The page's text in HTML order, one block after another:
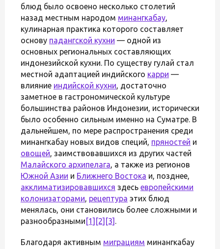
блюд было освоено несколько столетий
назад местным народом минангкабау,
кулинарная практика которого составляет
основу падангской кухни — одной из
основных региональных составляющих
индонезийской кухни. По существу гулай стал
местной адаптацией индийского карри —
влияние индийской кухни, достаточно
заметное в гастрономической культуре
большинства районов Индонезии, исторически
было особенно сильным именно на Суматре. В
дальнейшем, по мере распространения среди
минангкабау новых видов специй, пряностей и
овощей, заимствовавшихся из других частей
Малайского архипелага, а также из регионов
Южной Азии и Ближнего Востока и, позднее,
акклиматизировавшихся здесь европейскими
колонизаторами, рецептура этих блюд
менялась, они становились более сложными и
разнообразными [1] [2] [3] .
Благодаря активным миграциям минангкабау